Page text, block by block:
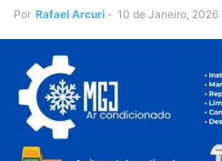
Por Rafael Arcuri - 10 de Janeiro, 2026